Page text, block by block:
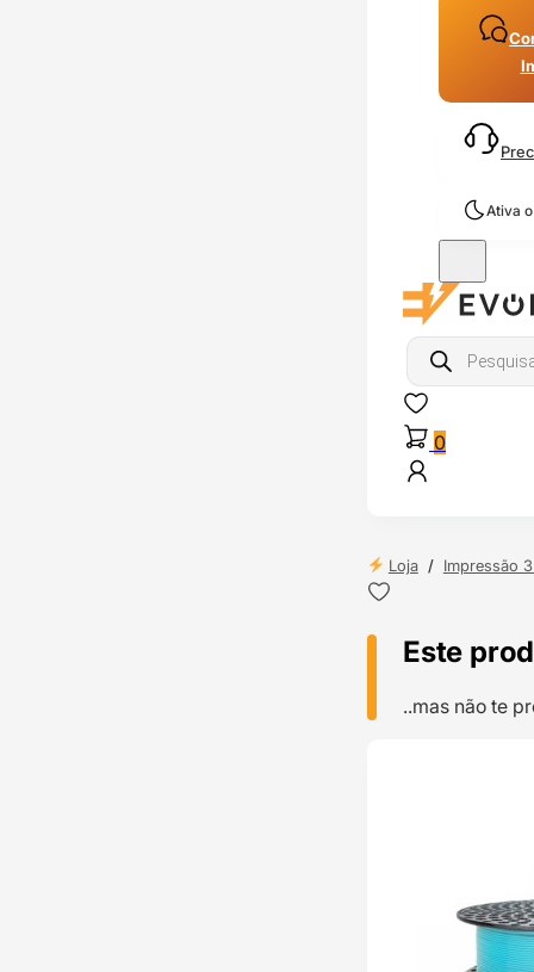
Ativa
Products
search
0
Loja / Impressão
Este
..mas não te